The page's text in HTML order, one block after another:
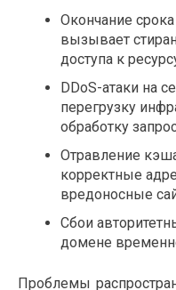
Окончание
вызывает
доступа к
DDoS-атаки на
перегрузку
обработку
Отравление
корректные
вредоносные
Сбои
домене
Проблемы